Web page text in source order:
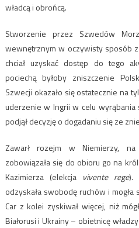
władcą i obrońcą.
Stworzenie przez Szwedów
wewnętrznym w oczywisty sposób
chciał uzyskać dostęp do tego
pociechą byłoby zniszczenie
Szwecji okazało się ostatecznie na
uderzenie w Ingrii w celu wyrąbania
podjął decyzję o dogadaniu się ze
Zawarł rozejm w Niemierzy,
zobowiązała się do obioru go na
Kazimierza (elekcja vivente rege).
odzyskała swobodę ruchów i
Car z kolei zyskiwał więcej, niż
Białorusi i Ukrainy – obietnicę